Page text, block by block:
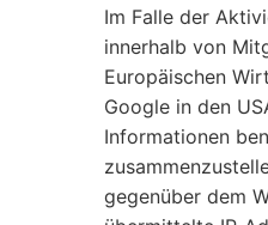
Im Falle der
innerhalb von
Europäischen
Google in den
Informationen
gegenüber dem